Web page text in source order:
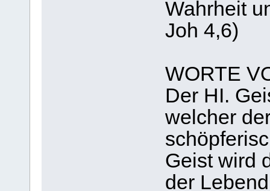
Wahrheit
Joh 4,6)
WORTE
Der HI.
welcher
Geist wird
der